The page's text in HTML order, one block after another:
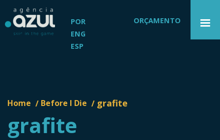
POR
ENG
ESP
ORÇAMENTO
Home / Before I Die / grafite
grafite